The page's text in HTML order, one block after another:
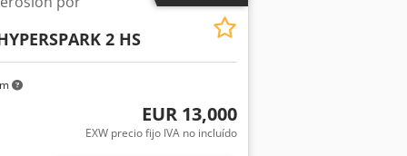
100 kg Dimensiones interiores del
y el cono: 170 – 520 mm DETALLES
a la red: 400 V / 50 Hz
mm Peso de la máquina: aprox.
2 HS
EUR 13,000
EXW precio fijo IVA no incluído